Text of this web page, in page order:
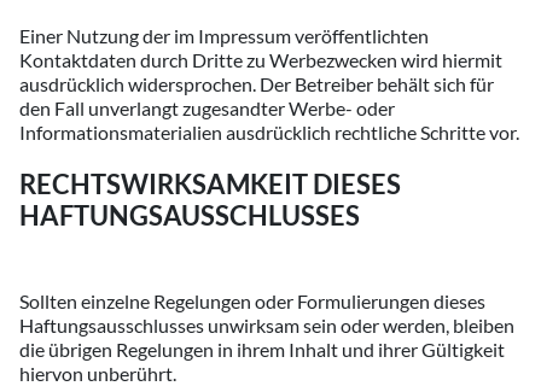
Einer Nutzung der im Impressum veröffentlichten
Kontaktdaten durch Dritte zu Werbezwecken wird hiermit
ausdrücklich widersprochen. Der Betreiber behält sich für
den Fall unverlangt zugesandter Werbe- oder
Informationsmaterialien ausdrücklich rechtliche Schritte vor.
RECHTSWIRKSAMKEIT DIESES
HAFTUNGSAUSSCHLUSSES
Sollten einzelne Regelungen oder Formulierungen dieses
Haftungsausschlusses unwirksam sein oder werden, bleiben
die übrigen Regelungen in ihrem Inhalt und ihrer Gültigkeit
hiervon unberührt.